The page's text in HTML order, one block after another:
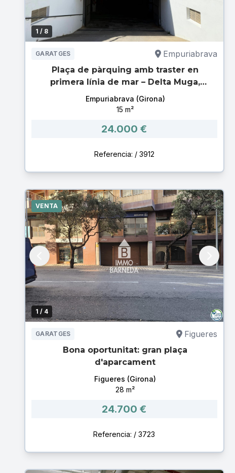
1 / 8
GARATGES Empuriabrava
Plaça de pàrquing amb traster en
primera línia de mar – Delta Muga,
Empuriabrava 🌊
Empuriabrava (Girona)
15 m²
24.000 €
Referencia: / 3912
1 / 4
VENTA
GARATGES Figueres
Bona oportunitat: gran plaça
d'aparcament
Figueres (Girona)
28 m²
24.700 €
Referencia: / 3723